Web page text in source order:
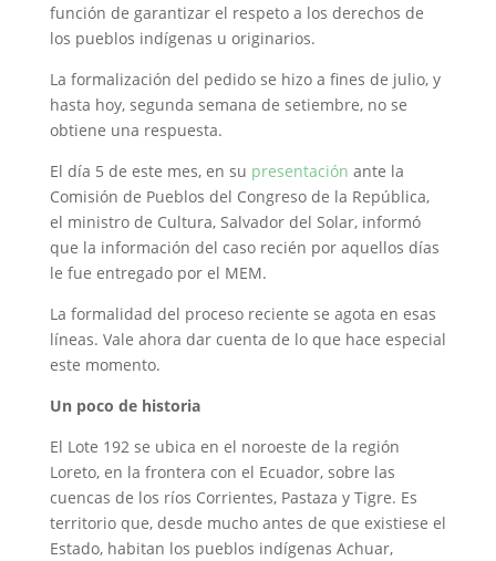
función de garantizar el respeto a los derechos de
los pueblos indígenas u originarios.
La formalización del pedido se hizo a fines de julio, y
hasta hoy, segunda semana de setiembre, no se
obtiene una respuesta.
El día 5 de este mes, en su presentación ante la
Comisión de Pueblos del Congreso de la República,
el ministro de Cultura, Salvador del Solar, informó
que la información del caso recién por aquellos días
le fue entregado por el MEM.
La formalidad del proceso reciente se agota en esas
líneas. Vale ahora dar cuenta de lo que hace especial
este momento.
Un poco de historia
El Lote 192 se ubica en el noroeste de la región
Loreto, en la frontera con el Ecuador, sobre las
cuencas de los ríos Corrientes, Pastaza y Tigre. Es
territorio que, desde mucho antes de que existiese el
Estado, habitan los pueblos indígenas Achuar,